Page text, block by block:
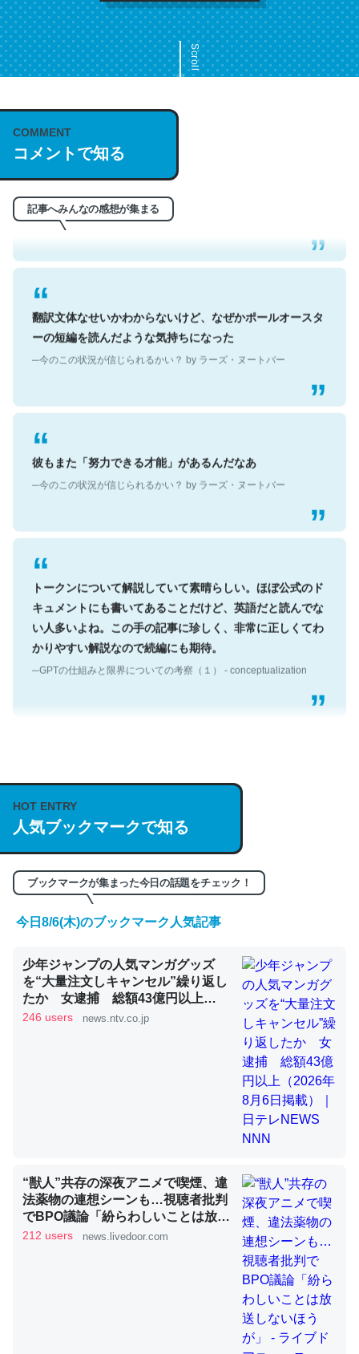
Scroll
COMMENT
コメントで知る
記事へみんなの感想が集まる
これは名文。彼はとてもクレバーなんだろうなと凄く思
う。英語少しでも読める人は原文もお勧め。自分はこの流
れ好き。Let’s Fucking Go. Then Covid hit. Shit.
─今のこの状況が信じられるかい？ by ラーズ・ヌートバー
翻訳文体なせいかわからないけど、なぜかポールオースタ
ーの短編を読んだような気持ちになった
彼もまた「努力できる才能」があるんだなあ
トークンについて解説していて素晴らしい。ほぼ公式のド
キュメントにも書いてあることだけど、英語だと読んでな
い人多いよね。この手の記事に珍しく、非常に正しくてわ
かりやすい解説なので続編にも期待。
─GPTの仕組みと限界についての考察（１） - conceptualization
説してる記事が少ないので貴重な良記事。/続編来た
https://isobe324649.hatenablog.com/entry/2023/03/27
/064121
─GPTの仕組みと限界についての考察（１） - conceptualization
くらい。小説でいう「ずっと前の伏線」は回収されないけ
ど、短期記憶というには多い分量。進化すればするほど分
かりやすく強くなりそう
─GPTの仕組みと限界についての考察（１） - conceptualization
昆虫ってカルシウム少ないのか。知らんかった。調べたら
─ニュース :: 【研究発表】昆虫学の大問題＝「昆虫はなぜ海にいな
いのか」に関する新仮説
論文では「淡水はカルシウムも酸素も不足してて両方に不
利だから両方が拮抗してるのでは」とあって面白い。海に
いる鋏角類（カブトガニ・ウミグモ）はカルシウムを使わ
HOT ENTRY
人気ブックマークで知る
ブックマークが集まった今日の話題をチェック！
今日8/6(木)のブックマーク人気記事
少年ジャンプの人気マンガグッズ
を“大量注文しキャンセル”繰り返し
たか 女逮捕 総額43億円以上
（2026年8月6日掲載）｜日テレ
246 users news.ntv.co.jp
“獣人”共存の深夜アニメで喫煙、違
法薬物の連想シーンも…視聴者批判
でBPO議論「紛らわしいことは放送
しないほうが」 - ライブドアニュー
212 users news.livedoor.com